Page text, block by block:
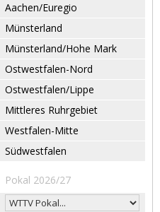
Aachen/Euregio
Münsterland
Münsterland/Hohe Mark
Ostwestfalen-Nord
Ostwestfalen/Lippe
Mittleres Ruhrgebiet
Westfalen-Mitte
Südwestfalen
Pokal 2026/27